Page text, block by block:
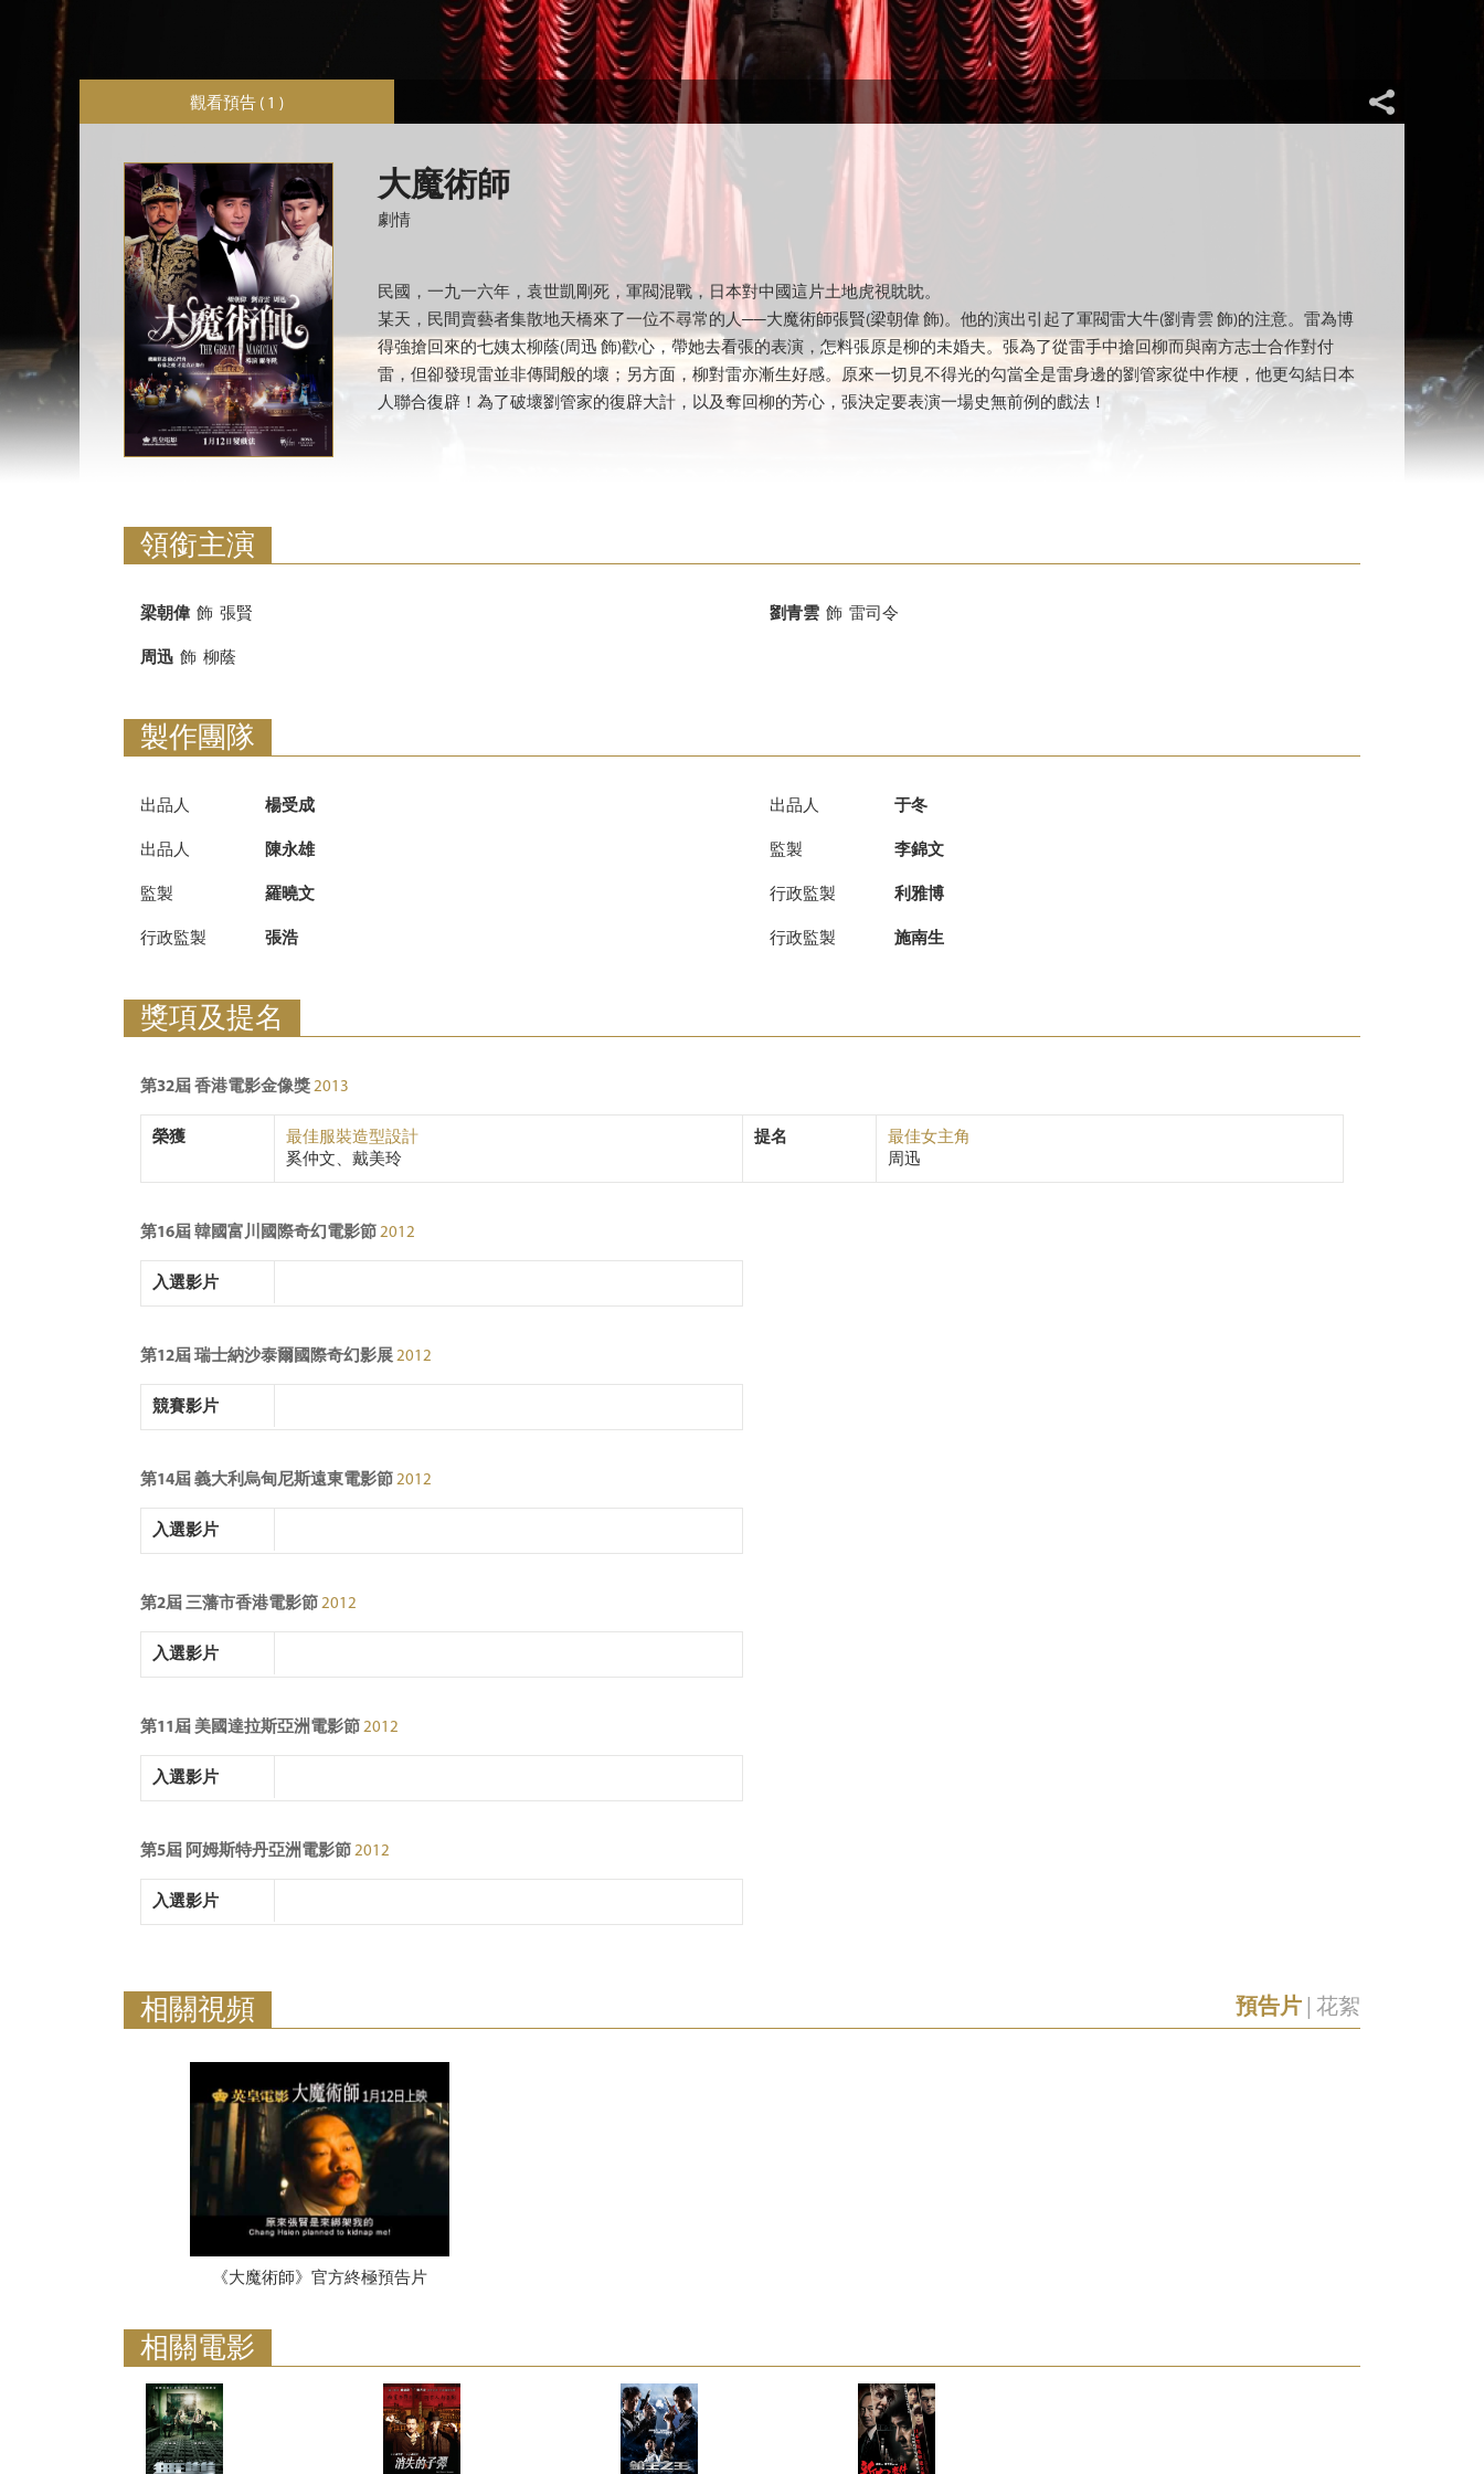
觀看預告 ( 1 )
大魔術師
劇情
民國，一九一六年，袁世凱剛死，軍閥混戰，日本對中國這片土地虎視眈眈。
某天，民間賣藝者集散地天橋來了一位不尋常的人──大魔術師張賢(梁朝偉 飾)。他的演出引起了軍閥雷大牛(劉青雲 飾)的注意。雷為博
得強搶回來的七姨太柳蔭(周迅 飾)歡心，帶她去看張的表演，怎料張原是柳的未婚夫。張為了從雷手中搶回柳而與南方志士合作對付
雷，但卻發現雷並非傳聞般的壞；另方面，柳對雷亦漸生好感。原來一切見不得光的勾當全是雷身邊的劉管家從中作梗，他更勾結日本
人聯合復辟！為了破壞劉管家的復辟大計，以及奪回柳的芳心，張決定要表演一場史無前例的戲法！
領銜主演
梁朝偉 飾 張賢 劉青雲飾 雷司令
周迅 飾 柳蔭
製作團隊
出品人 楊受成 出品人 于冬
出品人 陳永雄 監製 李錦文
監製 羅曉文 行政監製 利雅博
行政監製 張浩 行政監製 施南生
獎項及提名
第32屆 香港電影金像獎 2013
榮獲
最佳服裝造型設計
奚仲文、戴美玲
提名
最佳女主角
周迅
第16屆 韓國富川國際奇幻電影節 2012
入選影片
第12屆 瑞士納沙泰爾國際奇幻影展 2012
競賽影片
第14屆 義大利烏甸尼斯遠東電影節 2012
入選影片
第2屆 三藩市香港電影節 2012
入選影片
第11屆 美國達拉斯亞洲電影節 2012
入選影片
第5屆 阿姆斯特丹亞洲電影節 2012
入選影片
相關視頻 預告片 花絮
《大魔術師》官方終極預告片
相關電影